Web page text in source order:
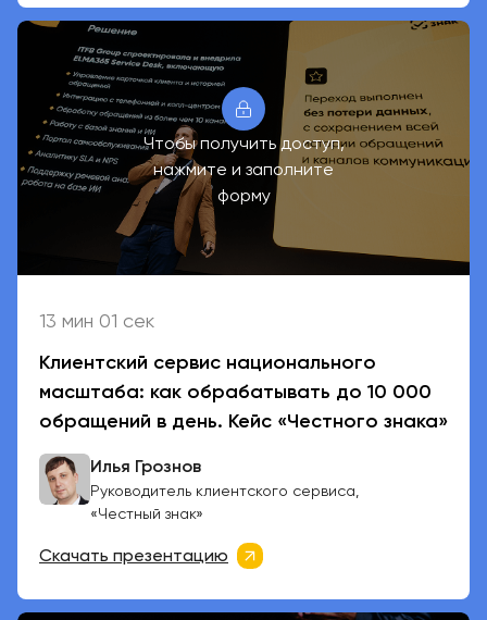
Чтобы получить доступ,
нажмите и заполните
форму
13 мин 01 сек
Клиентский сервис национального
масштаба: как обрабатывать до 10 000
обращений в день. Кейс «Честного знака»
Илья Грознов
Руководитель клиентского сервиса,
«Честный знак»
Скачать презентацию